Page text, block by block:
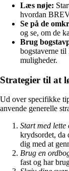
Læs nøje:
hvordan
Se på de
og se, om de
Brug
bogstaverne
muligheder.
Strategier til at
Ud over specifikke
anvende generelle
Start med lette
krydsordet, da
dig med at
Brug en
fast og har